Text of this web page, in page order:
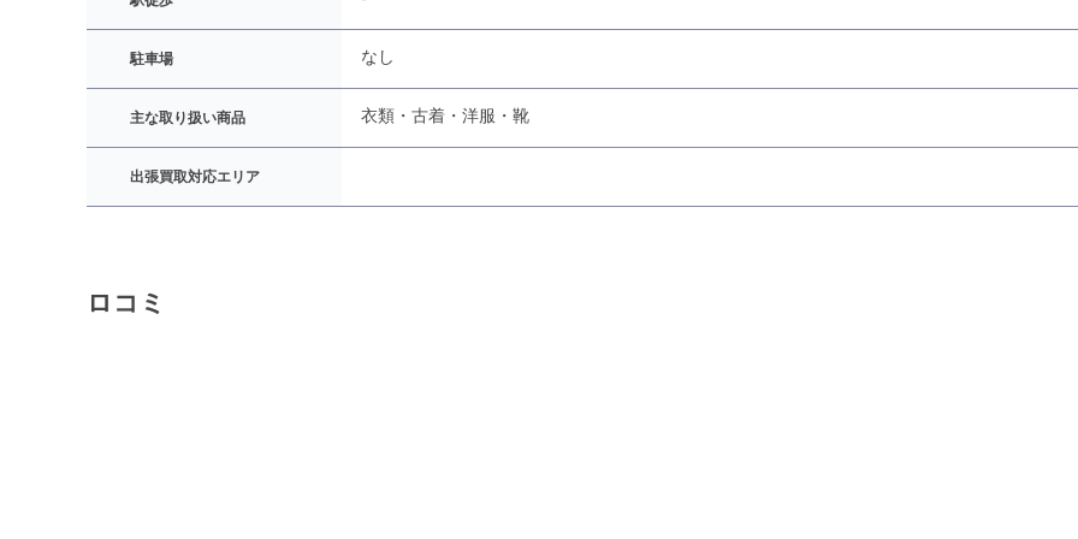
駐車場 なし
主な取り扱い商品 衣類・古着・洋服・靴
出張買取対応エリア
ロコミ